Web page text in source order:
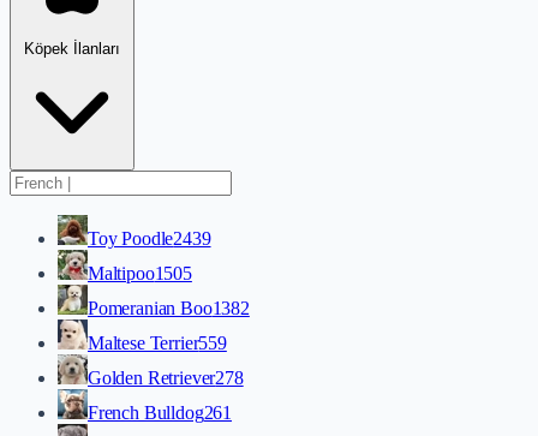
Köpek İlanları
Toy Poodle2439
Maltipoo1505
Pomeranian Boo1382
Maltese Terrier559
Golden Retriever278
French Bulldog261